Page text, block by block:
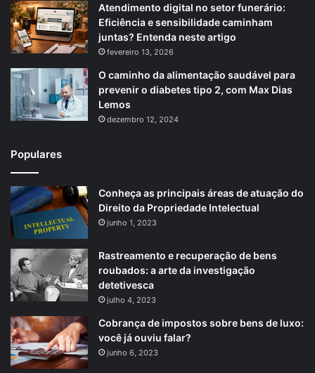
Atendimento digital no setor funerário:
Eficiência e sensibilidade caminham
juntas? Entenda neste artigo
fevereiro 13, 2026
O caminho da alimentação saudável para
prevenir o diabetes tipo 2, com Max Dias
Lemos
dezembro 12, 2024
Populares
Conheça as principais áreas de atuação do
Direito da Propriedade Intelectual
junho 1, 2023
Rastreamento e recuperação de bens
roubados: a arte da investigação
detetivesca
julho 4, 2023
Cobrança de impostos sobre bens de luxo:
você já ouviu falar?
junho 6, 2023